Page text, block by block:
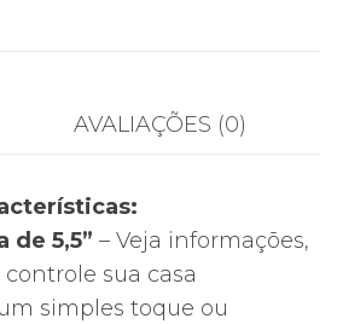
AVALIAÇÕES (0)
de 5,5” – Veja informações,
sua casa
simples toque ou